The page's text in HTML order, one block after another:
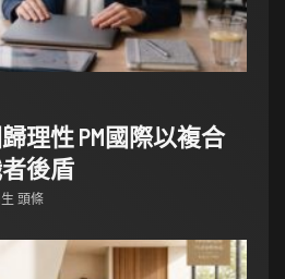
理性 PM國際以複合
後盾
生 頭條